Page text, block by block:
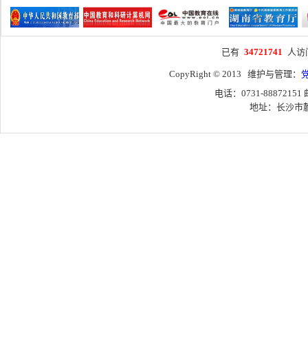
已有 34721741 人
CopyRight © 2013 维护与管理：
电话：0731-88872151
地址：长沙市